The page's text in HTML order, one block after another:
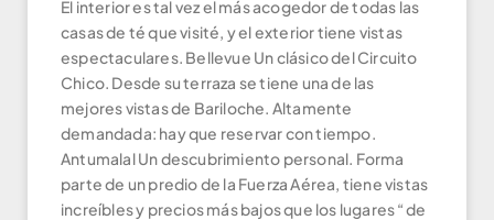
El interior es tal vez el más acogedor de todas las
casas de té que visité, y el exterior tiene vistas
espectaculares. Bellevue Un clásico del Circuito
Chico. Desde su terraza se tiene una de las
mejores vistas de Bariloche. Altamente
demandada: hay que reservar con tiempo.
Antumalal Un descubrimiento personal. Forma
parte de un predio de la Fuerza Aérea, tiene vistas
increíbles y precios más bajos que los lugares “de